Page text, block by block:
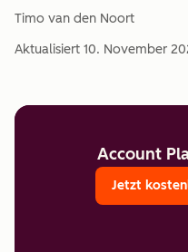
Timo van den Noort
Aktualisiert 10. November
Account
Jetzt